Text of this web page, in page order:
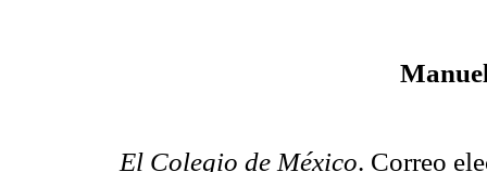
El Colegio de México. Correo